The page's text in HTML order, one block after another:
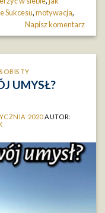
Sukcesu,motywacja,
Napisz komentarz
UMYSŁ?
2020AUTOR: